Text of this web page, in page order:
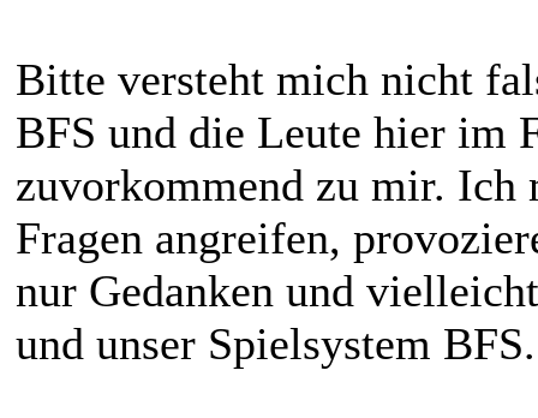
Bitte versteht mich nicht
BFS und die Leute hier im
zuvorkommend zu mir.
Fragen angreifen,
nur Gedanken und
und unser Spielsystem BFS.